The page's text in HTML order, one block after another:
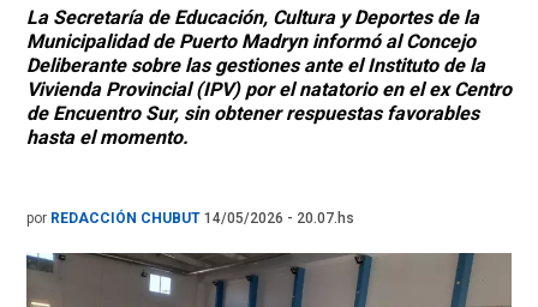
La Secretaría de Educación, Cultura y Deportes de la
Municipalidad de Puerto Madryn informó al Concejo
Deliberante sobre las gestiones ante el Instituto de la
Vivienda Provincial (IPV) por el natatorio en el ex Centro
de Encuentro Sur, sin obtener respuestas favorables
hasta el momento.
por REDACCIÓN CHUBUT 14/05/2026 - 20.07.hs